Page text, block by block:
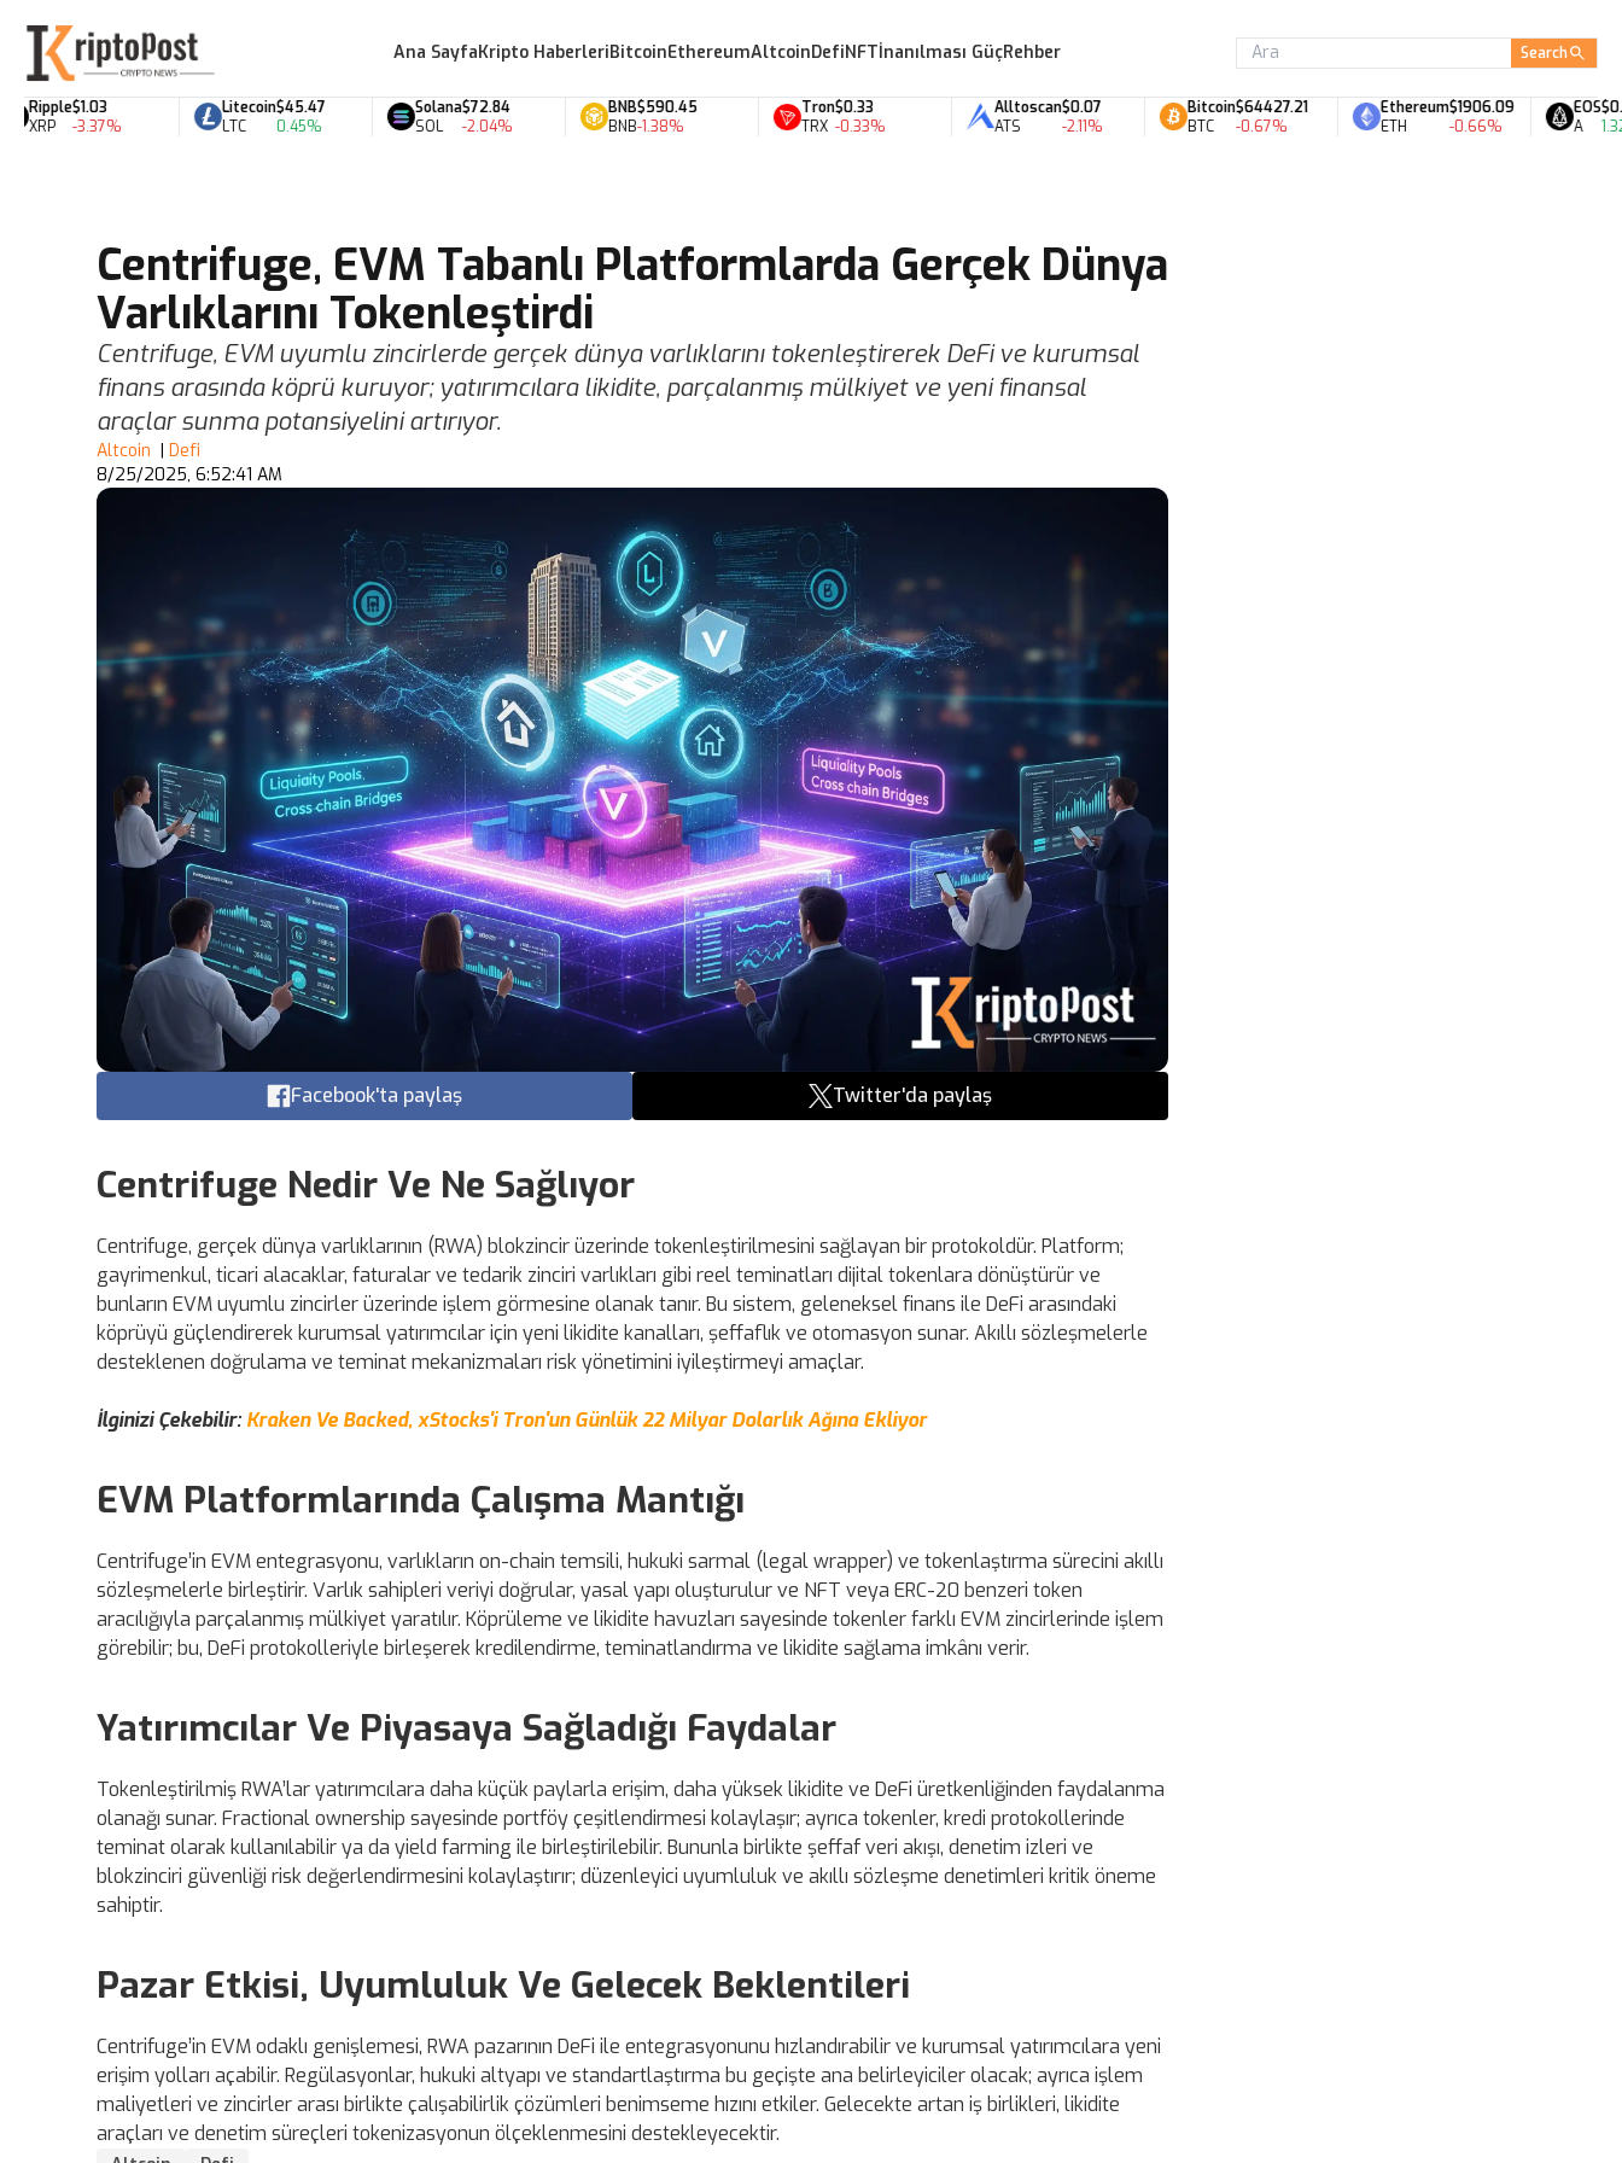
Ana SayfaKripto HaberleriBitcoinEthereumAltcoinDefiNFTİnanılması GüçRehber Search
$1.03
-3.37%
Litecoin
LTC
$45.47
0.45%
Solana
SOL
$72.84
-2.04%
BNB
BNB
$590.45
-1.38%
Tron
TRX
$0.33
-0.33%
Alltoscan
ATS
$0.07
-2.11%
Bitcoin
BTC
$64427.21
-0.67%
Ethereum
ETH
$1906.09
-0.66%
EOS
A
$0.07
1.32%
Centrifuge, EVM Tabanlı Platformlarda Gerçek Dünya
Varlıklarını Tokenleştirdi
Centrifuge, EVM uyumlu zincirlerde gerçek dünya varlıklarını tokenleştirerek DeFi ve kurumsal
finans arasında köprü kuruyor; yatırımcılara likidite, parçalanmış mülkiyet ve yeni finansal
araçlar sunma potansiyelini artırıyor.
Altcoin | Defi
8/25/2025, 6:52:41 AM
Facebook'ta paylaş Twitter'da paylaş
Centrifuge Nedir Ve Ne Sağlıyor
Centrifuge, gerçek dünya varlıklarının (RWA) blokzincir üzerinde tokenleştirilmesini sağlayan bir protokoldür. Platform;
gayrimenkul, ticari alacaklar, faturalar ve tedarik zinciri varlıkları gibi reel teminatları dijital tokenlara dönüştürür ve
bunların EVM uyumlu zincirler üzerinde işlem görmesine olanak tanır. Bu sistem, geleneksel finans ile DeFi arasındaki
köprüyü güçlendirerek kurumsal yatırımcılar için yeni likidite kanalları, şeffaflık ve otomasyon sunar. Akıllı sözleşmelerle
desteklenen doğrulama ve teminat mekanizmaları risk yönetimini iyileştirmeyi amaçlar.
İlginizi Çekebilir:Kraken Ve Backed, xStocks'i Tron'un Günlük 22 Milyar Dolarlık Ağına Ekliyor
EVM Platformlarında Çalışma Mantığı
Centrifuge’in EVM entegrasyonu, varlıkların on-chain temsili, hukuki sarmal (legal wrapper) ve tokenlaştırma sürecini akıllı
sözleşmelerle birleştirir. Varlık sahipleri veriyi doğrular, yasal yapı oluşturulur ve NFT veya ERC-20 benzeri token
aracılığıyla parçalanmış mülkiyet yaratılır. Köprüleme ve likidite havuzları sayesinde tokenler farklı EVM zincirlerinde işlem
görebilir; bu, DeFi protokolleriyle birleşerek kredilendirme, teminatlandırma ve likidite sağlama imkânı verir.
Yatırımcılar Ve Piyasaya Sağladığı Faydalar
Tokenleştirilmiş RWA’lar yatırımcılara daha küçük paylarla erişim, daha yüksek likidite ve DeFi üretkenliğinden faydalanma
olanağı sunar. Fractional ownership sayesinde portföy çeşitlendirmesi kolaylaşır; ayrıca tokenler, kredi protokollerinde
teminat olarak kullanılabilir ya da yield farming ile birleştirilebilir. Bununla birlikte şeffaf veri akışı, denetim izleri ve
blokzinciri güvenliği risk değerlendirmesini kolaylaştırır; düzenleyici uyumluluk ve akıllı sözleşme denetimleri kritik öneme
sahiptir.
Pazar Etkisi, Uyumluluk Ve Gelecek Beklentileri
Centrifuge’in EVM odaklı genişlemesi, RWA pazarının DeFi ile entegrasyonunu hızlandırabilir ve kurumsal yatırımcılara yeni
erişim yolları açabilir. Regülasyonlar, hukuki altyapı ve standartlaştırma bu geçişte ana belirleyiciler olacak; ayrıca işlem
maliyetleri ve zincirler arası birlikte çalışabilirlik çözümleri benimseme hızını etkiler. Gelecekte artan iş birlikleri, likidite
araçları ve denetim süreçleri tokenizasyonun ölçeklenmesini destekleyecektir.